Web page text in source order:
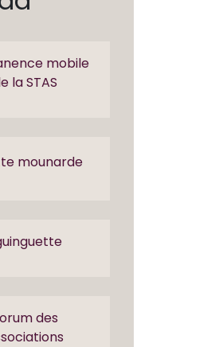
mobile
la STAS
mounarde
des